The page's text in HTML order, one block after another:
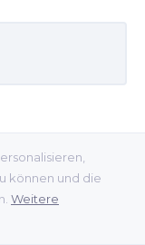
können und die
Weitere